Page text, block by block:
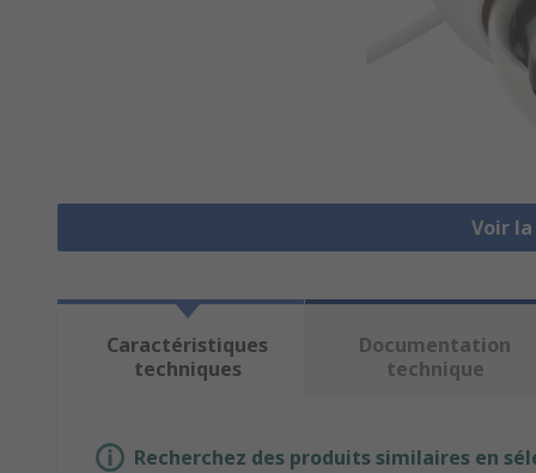
Voir
Caractéristiques
techniques
Documentation
technique
Recherchez des produits similaires en